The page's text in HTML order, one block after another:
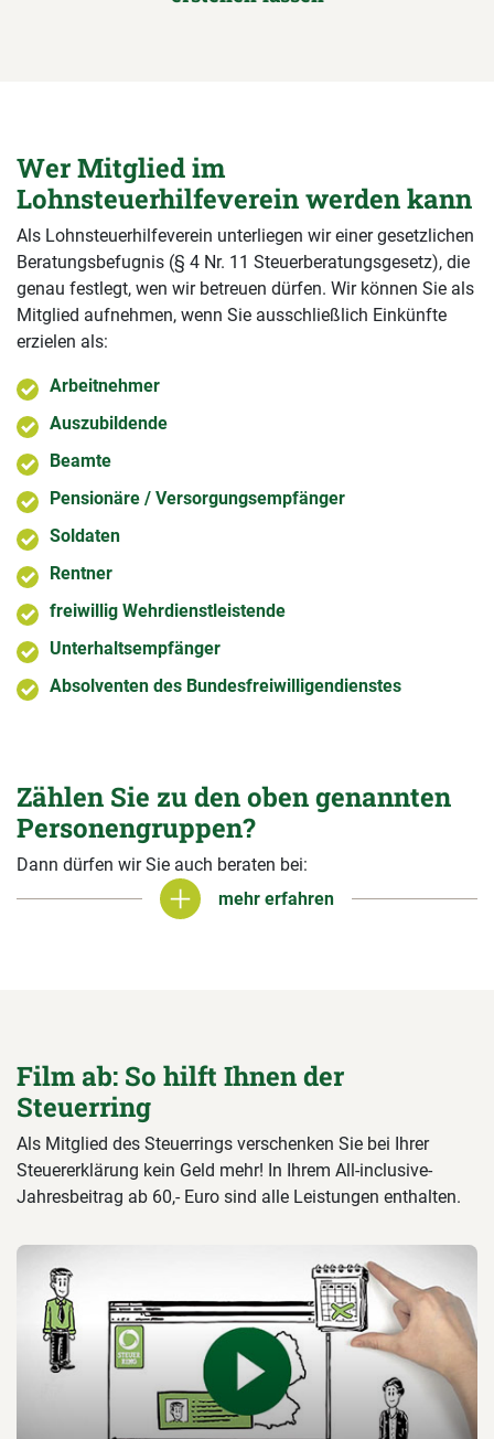
Wer Mitglied im
Lohnsteuerhilfeverein werden kann
Als Lohnsteuerhilfeverein unterliegen wir einer gesetzlichen
Beratungsbefugnis (§ 4 Nr. 11 Steuerberatungsgesetz), die
genau festlegt, wen wir betreuen dürfen. Wir können Sie als
Mitglied aufnehmen, wenn Sie ausschließlich Einkünfte
erzielen als:
Arbeitnehmer
Auszubildende
Beamte
Pensionäre / Versorgungsempfänger
Soldaten
Rentner
freiwillig Wehrdienstleistende
Unterhaltsempfänger
Absolventen des Bundesfreiwilligendienstes
Zählen Sie zu den oben genannten
Personengruppen?
Dann dürfen wir Sie auch beraten bei:
mehr erfahren
mehr erfahren
Film ab: So hilft Ihnen der
Steuerring
Als Mitglied des Steuerrings verschenken Sie bei Ihrer
Steuererklärung kein Geld mehr! In Ihrem All-inclusive-
Jahresbeitrag ab 60,- Euro sind alle Leistungen enthalten.